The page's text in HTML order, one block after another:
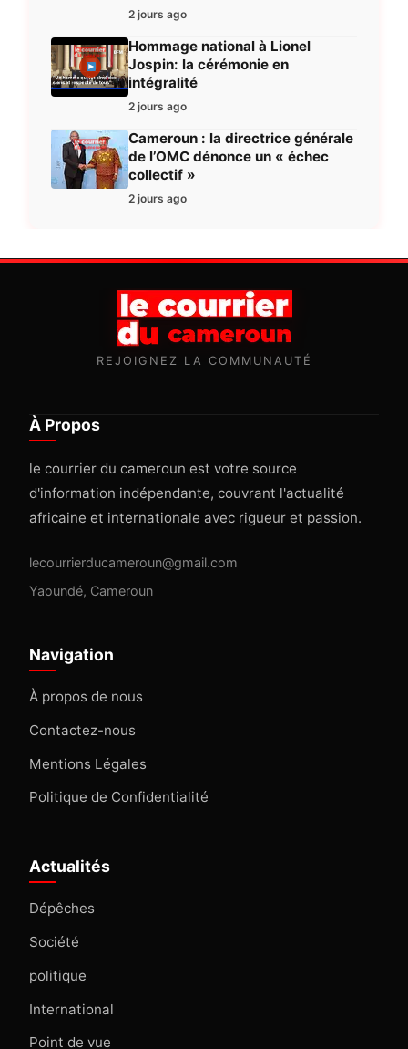
2 jours ago
Hommage national à Lionel
Jospin: la cérémonie en
intégralité
2 jours ago
Cameroun : la directrice générale
de l’OMC dénonce un « échec
collectif »
2 jours ago
REJOIGNEZ LA COMMUNAUTÉ
À Propos
le courrier du cameroun est votre source
d'information indépendante, couvrant l'actualité
africaine et internationale avec rigueur et passion.
lecourrierducameroun@gmail.com
Yaoundé, Cameroun
Navigation
À propos de nous
Contactez-nous
Mentions Légales
Politique de Confidentialité
Actualités
Dépêches
Société
politique
International
Point de vue